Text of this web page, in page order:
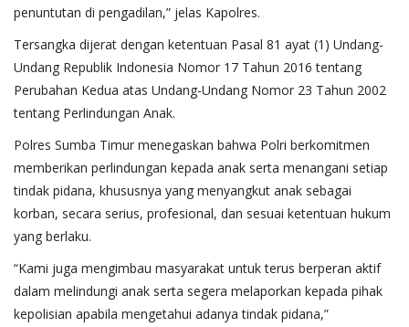
penuntutan di pengadilan,” jelas Kapolres.
Tersangka dijerat dengan ketentuan Pasal 81 ayat (1) Undang-
Undang Republik Indonesia Nomor 17 Tahun 2016 tentang
Perubahan Kedua atas Undang-Undang Nomor 23 Tahun 2002
tentang Perlindungan Anak.
Polres Sumba Timur menegaskan bahwa Polri berkomitmen
memberikan perlindungan kepada anak serta menangani setiap
tindak pidana, khususnya yang menyangkut anak sebagai
korban, secara serius, profesional, dan sesuai ketentuan hukum
yang berlaku.
“Kami juga mengimbau masyarakat untuk terus berperan aktif
dalam melindungi anak serta segera melaporkan kepada pihak
kepolisian apabila mengetahui adanya tindak pidana,”